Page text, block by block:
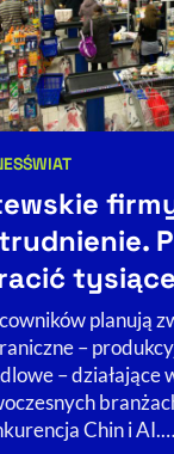
artykułu:
ŚWIAT
planują
–
– działające
Chin i AI.…